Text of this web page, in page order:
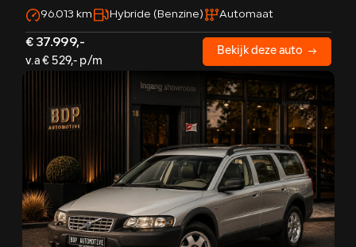
96.013 km Hybride (Benzine) Automaat
€ 37.999,-
v.a € 529,- p/m
Bekijk deze auto